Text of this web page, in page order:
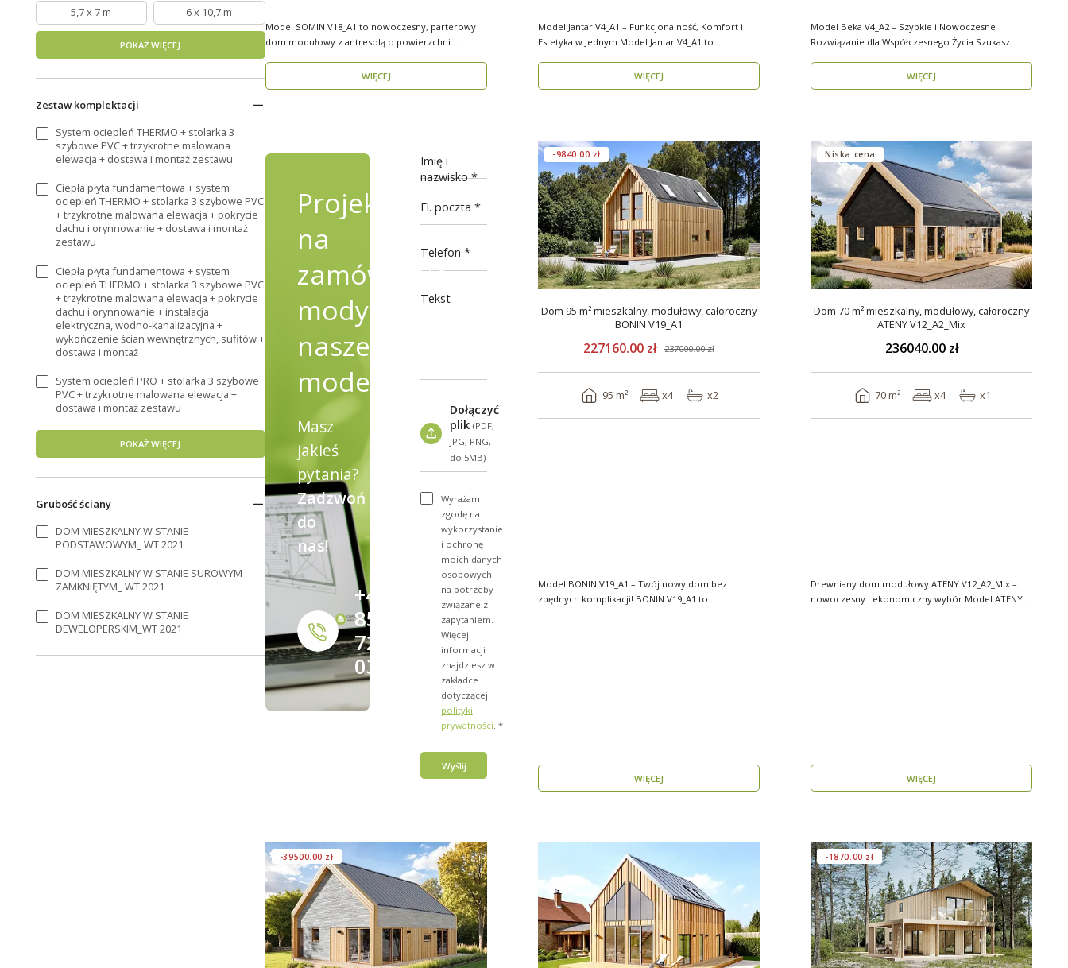
5,7 x 7 m 6 x 10,7 m
POKAŻ WIĘCEJ
Zestaw komplektacji
System ociepleń THERMO + stolarka 3
szybowe PVC + trzykrotne malowana
elewacja + dostawa i montaż zestawu
Ciepła płyta fundamentowa + system
ociepleń THERMO + stolarka 3 szybowe PVC
+ trzykrotne malowana elewacja + pokrycie
dachu i orynnowanie + dostawa i montaż
zestawu
Ciepła płyta fundamentowa + system
ociepleń THERMO + stolarka 3 szybowe PVC
+ trzykrotne malowana elewacja + pokrycie
dachu i orynnowanie + instalacja
elektryczna, wodno-kanalizacyjna +
wykończenie ścian wewnętrznych, sufitów +
dostawa i montaż
System ociepleń PRO + stolarka 3 szybowe
PVC + trzykrotne malowana elewacja +
dostawa i montaż zestawu
POKAŻ WIĘCEJ
Grubość ściany
DOM MIESZKALNY W STANIE
PODSTAWOWYM_ WT 2021
DOM MIESZKALNY W STANIE SUROWYM
ZAMKNIĘTYM_ WT 2021
DOM MIESZKALNY W STANIE
DEWELOPERSKIM_WT 2021
Model SOMIN V18_A1 to nowoczesny, parterowy
dom modułowy z antresolą o powierzchni
użytkowej 84 m², ..
WIĘCEJ
Model Jantar V4_A1 – Funkcjonalność, Komfort i
Estetyka w Jednym Model Jantar V4_A1 to
WIĘCEJ
Model Beka V4_A2 – Szybkie i Nowoczesne
Rozwiązanie dla Współczesnego Życia Szukasz
WIĘCEJ
Projekty
na
zamówienie,
modyfikując
nasze
modele
Masz
jakieś
pytania?
Zadzwoń
do
nas!
+48
856
723
031
Imię i
nazwisko
El. poczta
Telefon
Tekst
Dołączyć
plik(PDF,
JPG, PNG,
do 5MB)
Wyrażam
zgodę na
wykorzystanie
i ochronę
moich danych
osobowych
na potrzeby
związane z
zapytaniem.
Więcej
informacji
znajdziesz w
zakładce
dotyczącej
polityki
prywatności . *
Wyślij
-9840.00 zł
Dom 95 m² mieszkalny, modułowy, całoroczny
BONIN V19_A1
227160.00 zł 237000.00 zł
95 m² x4 x2
Model BONIN V19_A1 – Twój nowy dom bez
zbędnych komplikacji! BONIN V19_A1 to
WIĘCEJ
Niska cena
Dom 70 m² mieszkalny, modułowy, całoroczny
ATENY V12_A2_Mix
236040.00 zł
70 m² x4 x1
Drewniany dom modułowy ATENY V12_A2_Mix –
nowoczesny i ekonomiczny wybór Model ATENY
WIĘCEJ
-39500.00 zł -1870.00 zł